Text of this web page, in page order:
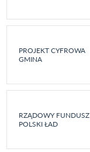
PROJEKT CYFROWA
GMINA
RZĄDOWY FUNDUSZ
POLSKI ŁAD